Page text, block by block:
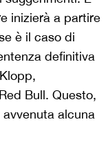
inizierà a partire
è il caso di
definitiva
Bull. Questo,
alcuna